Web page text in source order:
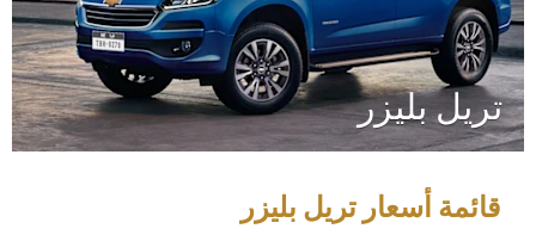
تريل بليزر
قائمة أسعار تريل بليزر